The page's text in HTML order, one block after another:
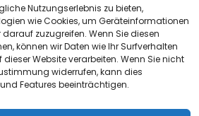
Nutzungserlebnis zu bieten,
wie Cookies, um Geräteinformationen
zuzugreifen. Wenn Sie diesen
können wir Daten wie Ihr Surfverhalten
Website verarbeiten. Wenn Sie nicht
widerrufen, kann dies
Features beeinträchtigen.